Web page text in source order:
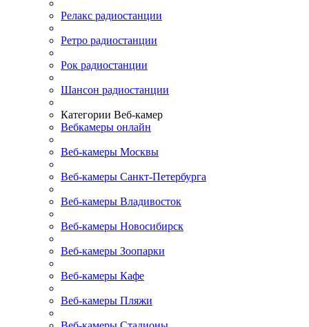
Релакс радиостанции
Ретро радиостанции
Рок радиостанции
Шансон радиостанции
Категории Веб-камер
Вебкамеры онлайн
Веб-камеры Москвы
Веб-камеры Санкт-Петербурга
Веб-камеры Владивосток
Веб-камеры Новосибирск
Веб-камеры Зоопарки
Веб-камеры Кафе
Веб-камеры Пляжи